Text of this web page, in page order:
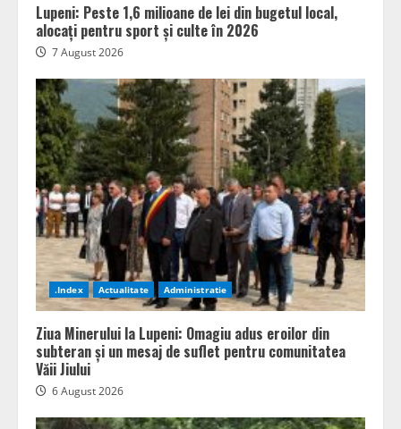
Lupeni: Peste 1,6 milioane de lei din bugetul local,
alocați pentru sport și culte în 2026
7 August 2026
.Index Actualitate Administratie
Ziua Minerului la Lupeni: Omagiu adus eroilor din
subteran și un mesaj de suflet pentru comunitatea
Văii Jiului
6 August 2026